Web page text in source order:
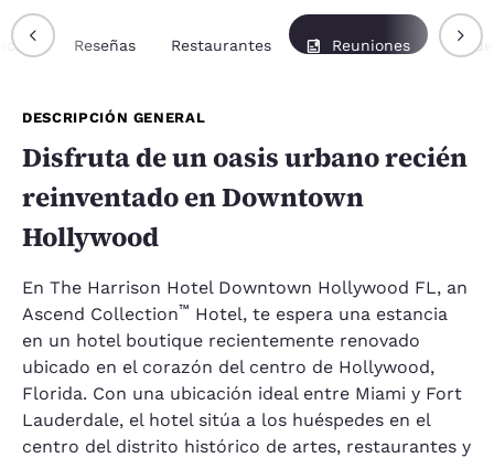
Reseñas Restaurantes Reuniones
DESCRIPCIÓN GENERAL
Disfruta de un oasis urbano recién
reinventado en Downtown
Hollywood
En The Harrison Hotel Downtown Hollywood FL, an
Ascend Collection™ Hotel, te espera una estancia
en un hotel boutique recientemente renovado
ubicado en el corazón del centro de Hollywood,
Florida. Con una ubicación ideal entre Miami y Fort
Lauderdale, el hotel sitúa a los huéspedes en el
centro del distrito histórico de artes, restaurantes y